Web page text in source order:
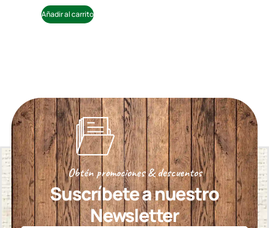
Añadir al carrito
Obtén promociones & descuentos
Suscríbete a nuestro
Newsletter